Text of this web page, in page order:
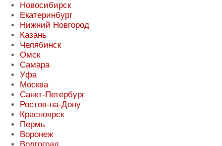
Новосибирск
Екатеринбург
Нижний Новгород
Казань
Челябинск
Омск
Самара
Уфа
Москва
Санкт-Петербург
Ростов-на-Дону
Красноярск
Пермь
Воронеж